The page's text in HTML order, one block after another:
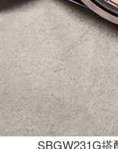
SBGW231G搭